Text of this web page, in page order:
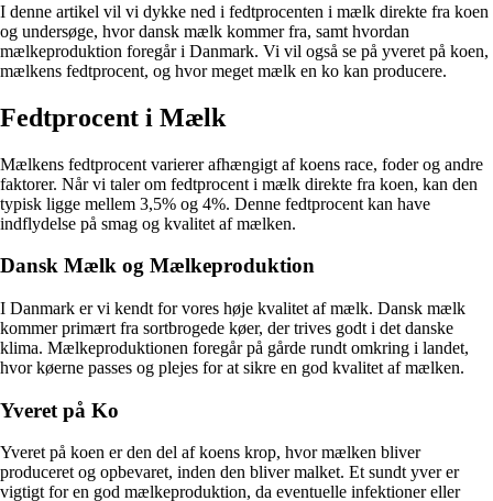
I denne artikel vil vi dykke ned i fedtprocenten i mælk direkte fra koen
og undersøge, hvor dansk mælk kommer fra, samt hvordan
mælkeproduktion foregår i Danmark. Vi vil også se på yveret på koen,
mælkens fedtprocent, og hvor meget mælk en ko kan producere.
Fedtprocent i Mælk
Mælkens fedtprocent varierer afhængigt af koens race, foder og andre
faktorer. Når vi taler om fedtprocent i mælk direkte fra koen, kan den
typisk ligge mellem 3,5% og 4%. Denne fedtprocent kan have
indflydelse på smag og kvalitet af mælken.
Dansk Mælk og Mælkeproduktion
I Danmark er vi kendt for vores høje kvalitet af mælk. Dansk mælk
kommer primært fra sortbrogede køer, der trives godt i det danske
klima. Mælkeproduktionen foregår på gårde rundt omkring i landet,
hvor køerne passes og plejes for at sikre en god kvalitet af mælken.
Yveret på Ko
Yveret på koen er den del af koens krop, hvor mælken bliver
produceret og opbevaret, inden den bliver malket. Et sundt yver er
vigtigt for en god mælkeproduktion, da eventuelle infektioner eller